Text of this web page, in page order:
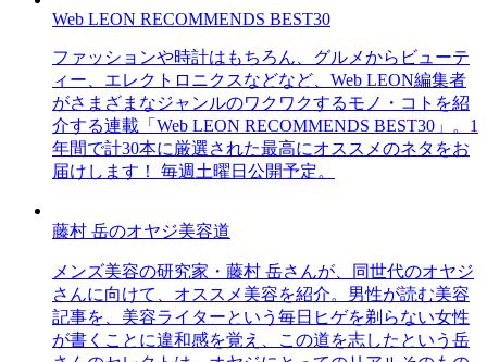
Web LEON RECOMMENDS BEST30
ファッションや時計はもちろん、グルメからビューテ
ィー、エレクトロニクスなどなど、Web LEON編集者
がさまざまなジャンルのワクワクするモノ・コトを紹
介する連載「Web LEON RECOMMENDS BEST30」。1
年間で計30本に厳選された最高にオススメのネタをお
届けします！ 毎週土曜日公開予定。
藤村 岳のオヤジ美容道
メンズ美容の研究家・藤村 岳さんが、同世代のオヤジ
さんに向けて、オススメ美容を紹介。男性が読む美容
記事を、美容ライターという毎日ヒゲを剃らない女性
が書くことに違和感を覚え、この道を志したという岳